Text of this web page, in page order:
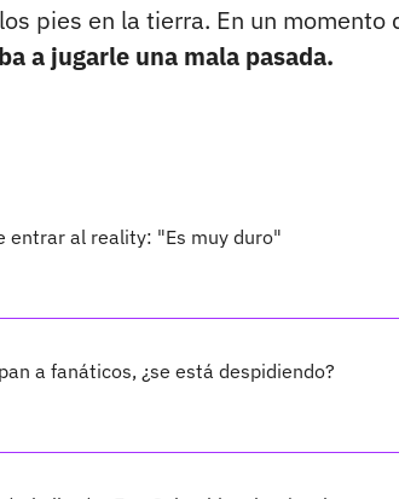
pies en la tierra. En un momento
a jugarle una mala pasada.
entrar al reality: "Es muy duro"
a fanáticos, ¿se está despidiendo?